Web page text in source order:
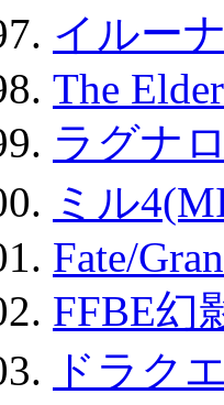
イルー
The
ラグナ
ミル
Fate/
FFBE幻
ドラク